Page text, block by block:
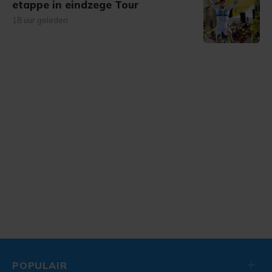
etappe in eindzege Tour
18 uur geleden
POPULAIR